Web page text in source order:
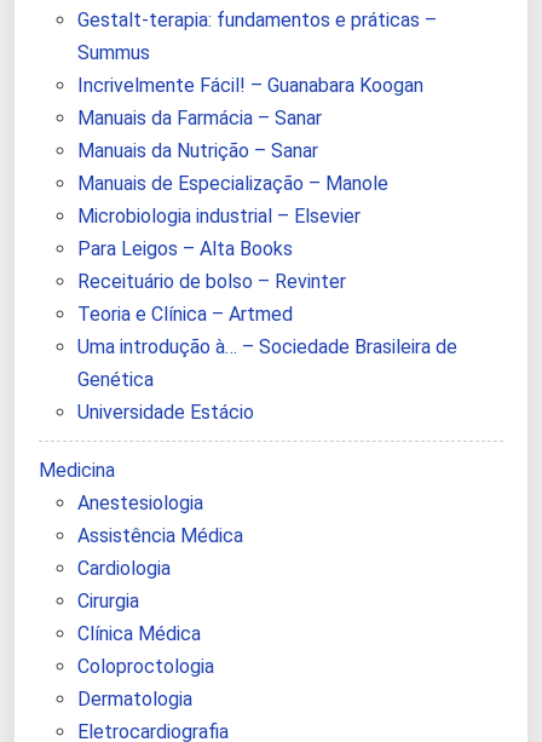
Gestalt-terapia: fundamentos e práticas –
Summus
Incrivelmente Fácil! – Guanabara Koogan
Manuais da Farmácia – Sanar
Manuais da Nutrição – Sanar
Manuais de Especialização – Manole
Microbiologia industrial – Elsevier
Para Leigos – Alta Books
Receituário de bolso – Revinter
Teoria e Clínica – Artmed
Uma introdução à… – Sociedade Brasileira de
Genética
Universidade Estácio
Medicina
Anestesiologia
Assistência Médica
Cardiologia
Cirurgia
Clínica Médica
Coloproctologia
Dermatologia
Eletrocardiografia